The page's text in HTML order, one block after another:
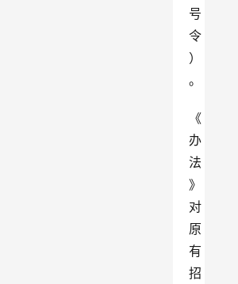
号
令
）
。
《
办
法
》
对
原
有
招